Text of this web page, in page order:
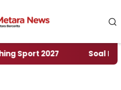
‎Soal Rencana